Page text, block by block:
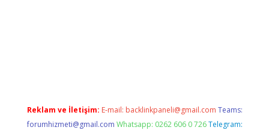
Reklam ve İletişim: E-mail: backlinkpaneli@gmail.com Teams:
forumhizmeti@gmail.com Whatsapp: 0262 606 0 726 Telegram: